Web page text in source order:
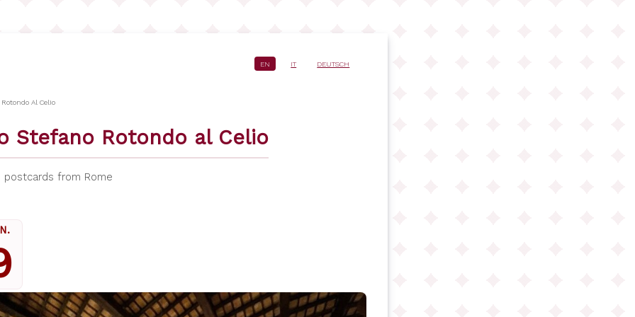
EN IT DEUTSCH
Al Celio
Stefano Rotondo al Celio
postcards from Rome